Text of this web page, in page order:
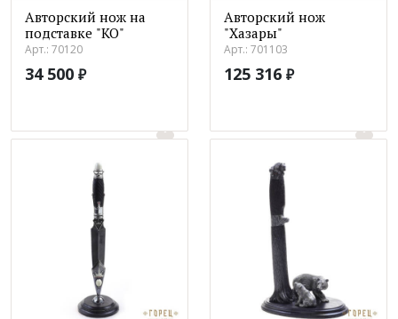
Авторский нож на
подставке "КО"
Арт.: 70120
34 500 ₽
Авторский нож
"Хазары"
Арт.: 701103
125 316 ₽